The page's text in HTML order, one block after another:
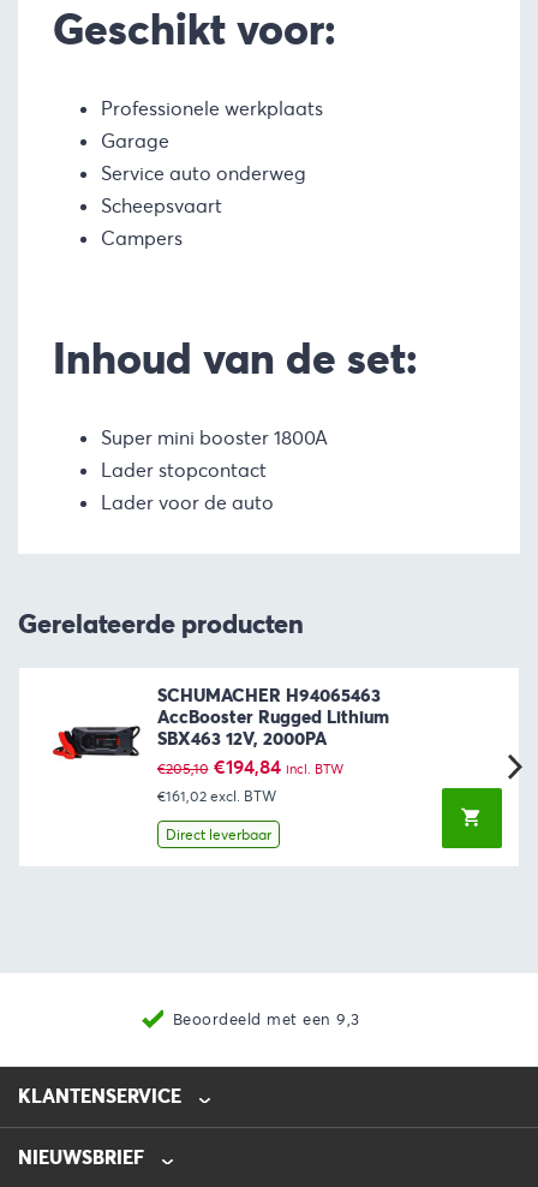
Geschikt voor:
Professionele werkplaats
Garage
Service auto onderweg
Scheepsvaart
Campers
Inhoud van de set:
Super mini booster 1800A
Lader stopcontact
Lader voor de auto
Gerelateerde producten
SCHUMACHER H94065463
AccBooster Rugged Lithium
SBX463 12V, 2000PA
€205,10 Oorspronkelijke
prijs
was:
€205,10.
€194,84Huidige
€194,84.
incl. BTW
€161,02 excl. BTW
Direct leverbaar
Nieuwste producten
KLANTENSERVICE
0475-218632
NIEUWSBRIEF